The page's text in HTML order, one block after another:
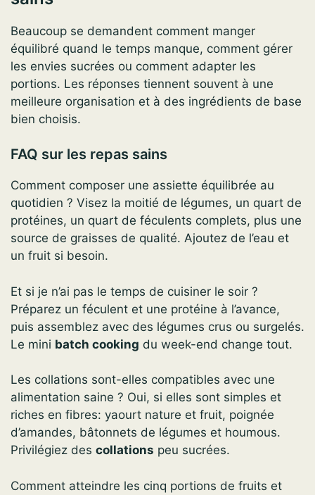
Beaucoup se demandent comment manger
équilibré quand le temps manque, comment gérer
les envies sucrées ou comment adapter les
portions. Les réponses tiennent souvent à une
meilleure organisation et à des ingrédients de base
bien choisis.
FAQ sur les repas sains
Comment composer une assiette équilibrée au
quotidien ? Visez la moitié de légumes, un quart de
protéines, un quart de féculents complets, plus une
source de graisses de qualité. Ajoutez de l’eau et
un fruit si besoin.
Et si je n’ai pas le temps de cuisiner le soir ?
Préparez un féculent et une protéine à l’avance,
puis assemblez avec des légumes crus ou surgelés.
Le mini batch cooking du week-end change tout.
Les collations sont-elles compatibles avec une
alimentation saine ? Oui, si elles sont simples et
riches en fibres: yaourt nature et fruit, poignée
d’amandes, bâtonnets de légumes et houmous.
Privilégiez des collations peu sucrées.
Comment atteindre les cinq portions de fruits et